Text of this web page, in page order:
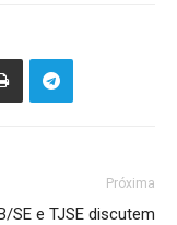
Próxima
SE e TJSE discutem